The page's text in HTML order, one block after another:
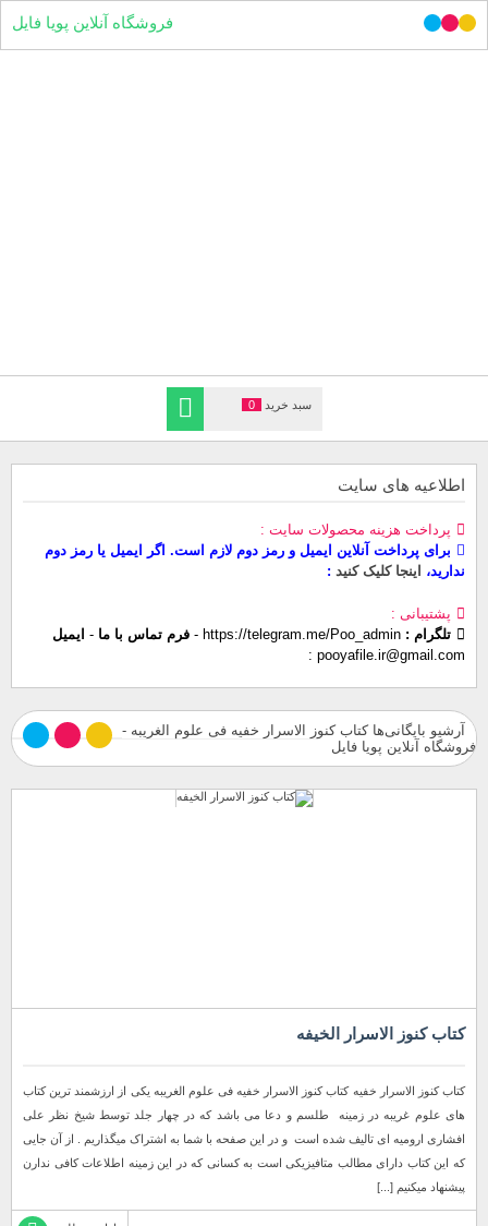
سبد خرید 0
فروشگاه آنلاین پویا فایل
اطلاعیه های سایت
پرداخت هزینه محصولات سایت
برای پرداخت آنلاین ایمیل و رمز دوم لازم است. اگر ایمیل یا رمز دوم
ندارید،
اینجا کلیک کنید
پشتیبانی
تلگرام : https://telegram.me/Poo_admin
- فرم تماس با ما - ایمیل
pooyafile.ir@gmail.com
آرشیو بایگانی‌ها کتاب کنوز الاسرار خفیه فی علوم الغریبه -
فروشگاه آنلاین پویا فایل
کتاب کنوز الاسرار الخیفه
کتاب کنوز الاسرار خفیه کتاب کنوز الاسرار خفیه فی علوم الغریبه یکی از ارزشمند ترین کتاب
های علوم غریبه در زمینه طلسم و دعا می باشد که در چهار جلد توسط شیخ نظر علی
افشاری ارومیه ای تالیف شده است و در این صفحه با شما به اشتراک میگذاریم . از آن جایی
که این کتاب دارای مطالب متافیزیکی است به کسانی که در این زمینه اطلاعات کافی ندارن
پیشنهاد میکنیم [...]